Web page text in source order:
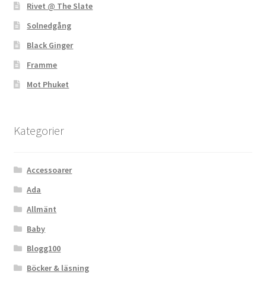
Rivet @ The Slate
Solnedgång
Black Ginger
Framme
Mot Phuket
Kategorier
Accessoarer
Ada
Allmänt
Baby
Blogg100
Böcker & läsning